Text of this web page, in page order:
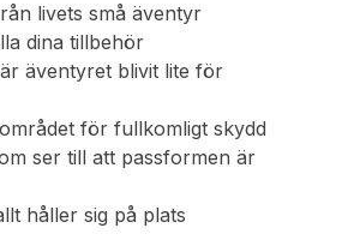
livets små äventyr
dina tillbehör
äventyret blivit lite för
för fullkomligt skydd
ser till att passformen är
håller sig på plats